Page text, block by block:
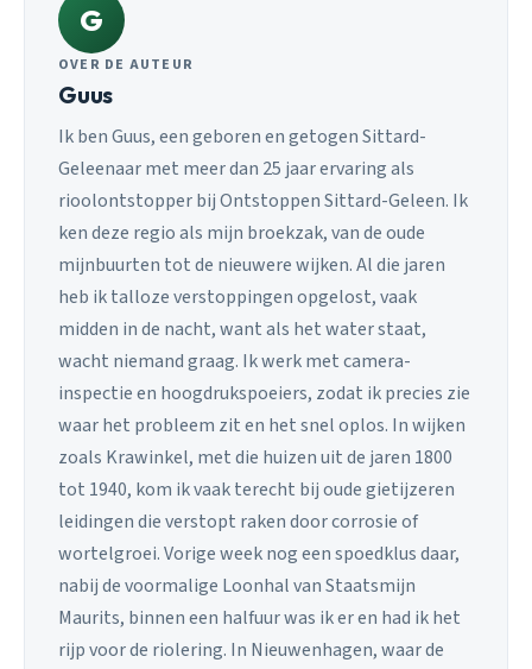
G
OVER DE AUTEUR
Guus
Ik ben Guus, een geboren en getogen Sittard-
Geleenaar met meer dan 25 jaar ervaring als
rioolontstopper bij Ontstoppen Sittard-Geleen. Ik
ken deze regio als mijn broekzak, van de oude
mijnbuurten tot de nieuwere wijken. Al die jaren
heb ik talloze verstoppingen opgelost, vaak
midden in de nacht, want als het water staat,
wacht niemand graag. Ik werk met camera-
inspectie en hoogdrukspoeiers, zodat ik precies zie
waar het probleem zit en het snel oplos. In wijken
zoals Krawinkel, met die huizen uit de jaren 1800
tot 1940, kom ik vaak terecht bij oude gietijzeren
leidingen die verstopt raken door corrosie of
wortelgroei. Vorige week nog een spoedklus daar,
nabij de voormalige Loonhal van Staatsmijn
Maurits, binnen een halfuur was ik er en had ik het
rijp voor de riolering. In Nieuwenhagen, waar de